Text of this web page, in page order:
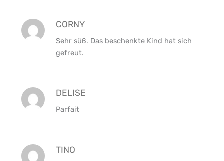
CORNY
Sehr süß. Das beschenkte Kind hat sich
gefreut.
DELISE
Parfait
TINO